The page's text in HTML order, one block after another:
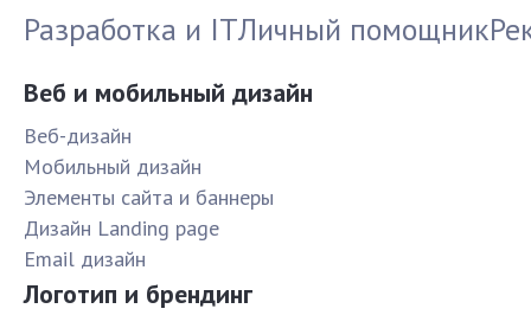
Разработка и ITЛичный помощник
Веб и мобильный дизайн
Веб-дизайн
Мобильный дизайн
Элементы сайта и баннеры
Дизайн Landing page
Email дизайн
Логотип и брендинг